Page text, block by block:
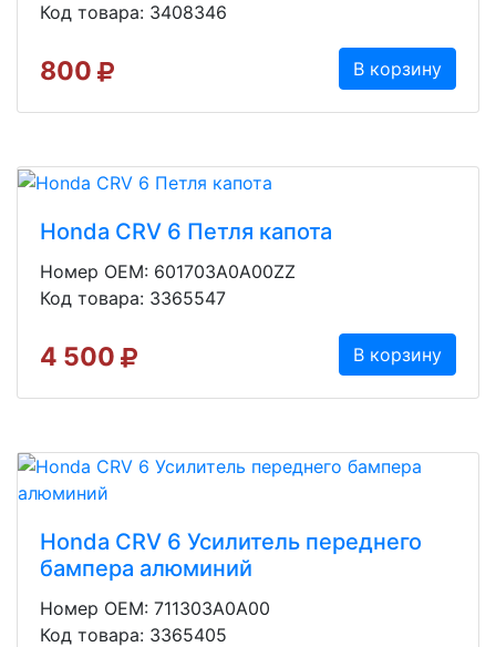
Код товара: 3408346
800 В корзину
Honda CRV 6 Петля капота
Номер OEM: 601703A0A00ZZ
Код товара: 3365547
4 500 В корзину
Honda CRV 6 Усилитель переднего
бампера алюминий
Номер OEM: 711303A0A00
Код товара: 3365405